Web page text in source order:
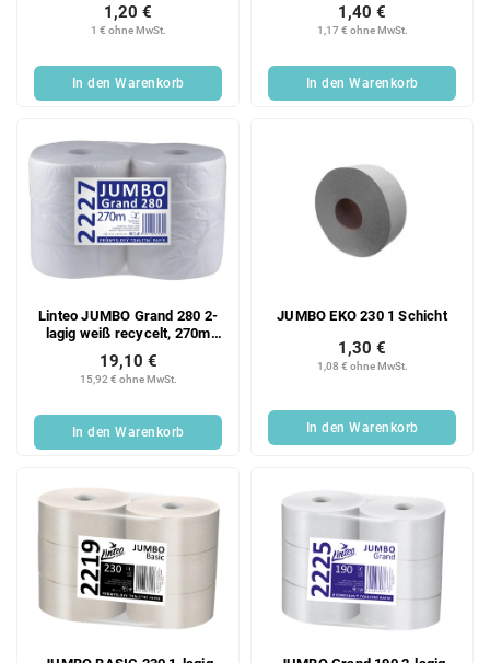
1 € ohne MwSt.
1,20 €
In den Warenkorb
1,17 € ohne MwSt.
1,40 €
In den Warenkorb
Linteo JUMBO Grand 280 2-
lagig weiß recycelt, 270m
15,92 € ohne MwSt.
19,10 €
In den Warenkorb
JUMBO EKO 230 1 Schicht
1,08 € ohne MwSt.
1,30 €
In den Warenkorb